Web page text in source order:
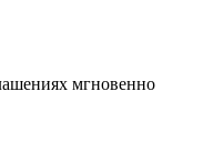
мгновенно